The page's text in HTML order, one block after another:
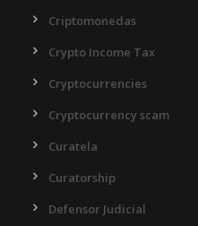
Criptomonedas
Crypto Income Tax
Cryptocurrencies
Cryptocurrency scam
Curatela
Curatorship
Defensor Judicial